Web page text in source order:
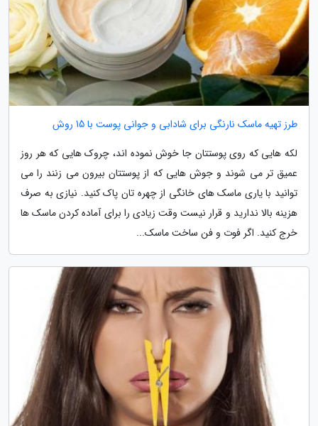
طرز تهیه ماسک نارنگی برای شادابی و جوانی پوست با 15 روش
لکه هایی که روی پوستتان جا خوش نموده اند، چروک هایی که هر روز
عمیق تر می شوند و جوش هایی که از پوستتان بیرون می زنند را می
توانید با یاری ماسک های خانگی از چهره تان پاک کنید. نیازی به صرف
هزینه بالا ندارید و قرار نیست وقت زیادی را برای آماده کردن ماسک ها
خرج کنید. اگر فوت و فن ساخت ماسک...